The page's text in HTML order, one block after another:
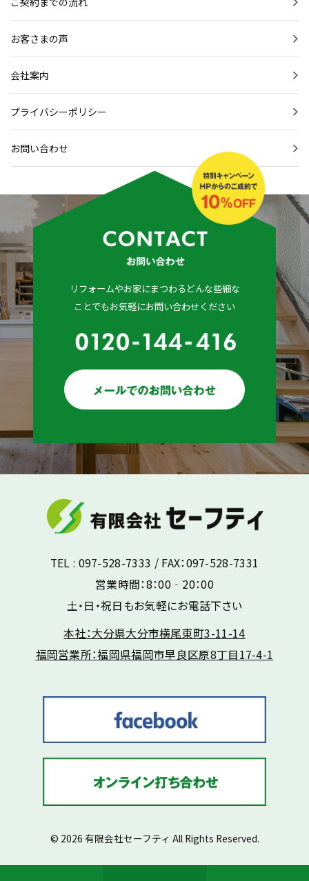
お客さまの声
会社案内
プライバシーポリシー
お問い合わせ
リフォームやお家にまつわるどんな些細な
ことでもお気軽にお問い合わせください
TEL : 097-528-7333 / FAX：097-528-7331
営業時間：8：00‐20：00
土・日・祝日もお気軽にお電話下さい
本社：大分県大分市横尾東町3-11-14
福岡営業所：福岡県福岡市早良区原8丁目17-4-1
© 2026 有限会社セーフティ All Rights Reserved.